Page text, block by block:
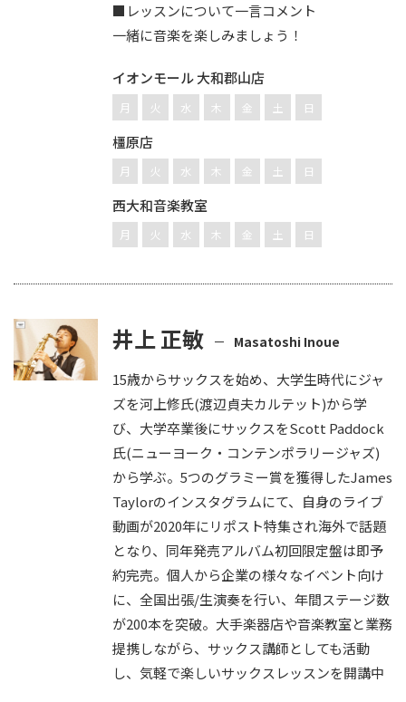
■レッスンについて一言コメント
一緒に音楽を楽しみましょう！
イオンモール 大和郡山店
月 火 水 木 金 土 日
橿原店
月 火 水 木 金 土 日
西大和音楽教室
月 火 水 木 金 土 日
井上 正敏 Masatoshi Inoue
15歳からサックスを始め、大学生時代にジャ
ズを河上修氏(渡辺貞夫カルテット)から学
び、大学卒業後にサックスをScott Paddock
氏(ニューヨーク・コンテンポラリージャズ)
から学ぶ。5つのグラミー賞を獲得したJames
Taylorのインスタグラムにて、自身のライブ
動画が2020年にリポスト特集され海外で話題
となり、同年発売アルバム初回限定盤は即予
約完売。個人から企業の様々なイベント向け
に、全国出張/生演奏を行い、年間ステージ数
が200本を突破。大手楽器店や音楽教室と業務
提携しながら、サックス講師としても活動
し、気軽で楽しいサックスレッスンを開講中